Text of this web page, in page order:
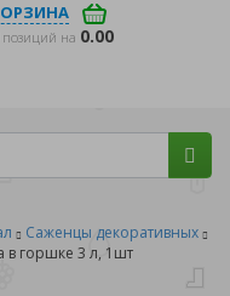
позиций на 0.00
Саженцы декоративных
в горшке 3 л, 1шт